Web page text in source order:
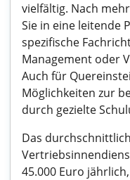
vielfältig. Nach
Sie in eine leitende
spezifische
Management oder
Auch für
Möglichkeiten zur
durch gezielte
Das
45.000 Euro